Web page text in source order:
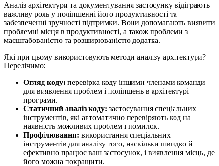
Аналіз архітектури та документування застосунку відіграють
важливу роль у поліпшенні його продуктивності та
забезпеченні зручності підтримки. Вони допомагають виявити
проблемні місця в продуктивності, а також проблеми з
масштабованістю та розширюваністю додатка.
Які при цьому використовують методи аналізу архітектури?
Перелічимо:
Огляд коду: перевірка коду іншими членами команди
для виявлення проблем і поліпшень в архітектурі
програми.
Статичний аналіз коду: застосування спеціальних
інструментів, які автоматично перевіряють код на
наявність можливих проблем і помилок.
Профілювання: використання спеціальних
інструментів для аналізу того, наскільки швидко й
ефективно працює ваш застосунок, і виявлення місць, де
його можна покращити.